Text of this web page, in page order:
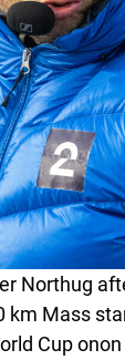
Northug
km Mass
Cup